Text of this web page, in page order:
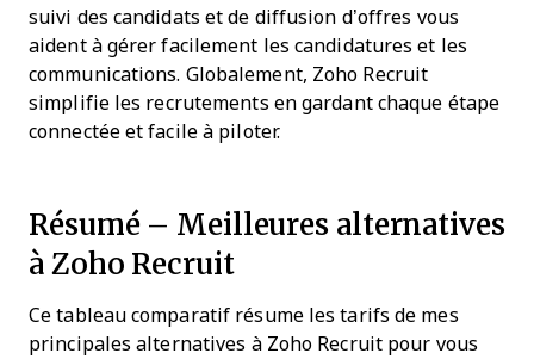
suivi des candidats et de diffusion d’offres vous
aident à gérer facilement les candidatures et les
communications. Globalement, Zoho Recruit
simplifie les recrutements en gardant chaque étape
connectée et facile à piloter.
Résumé – Meilleures alternatives
à Zoho Recruit
Ce tableau comparatif résume les tarifs de mes
principales alternatives à Zoho Recruit pour vous